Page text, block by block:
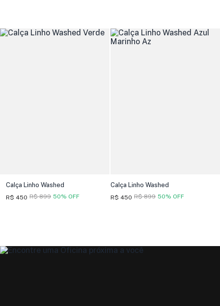
Calça Linho Washed
R$ 450 50% OFF
R$ 899
Calça Linho Washed
R$ 450 50% OFF
R$ 899